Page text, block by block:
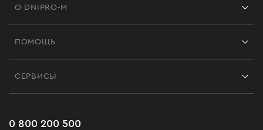
О DNIPRO-M
Черная пятница
ПОМОЩЬ
Часто задаваемые вопросы
СЕРВИСЫ
0 800 200 500